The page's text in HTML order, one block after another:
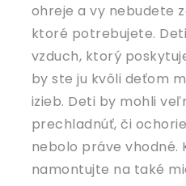
ohreje a vy nebudete
ktoré potrebujete.
vzduch, ktorý
by ste ju kvôli deťom
izieb. Deti by mohli
prechladnúť, či
nebolo práve vhodné.
namontujte na také